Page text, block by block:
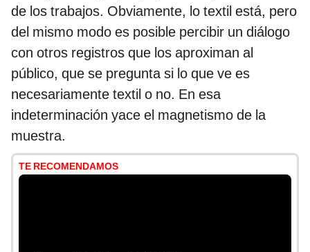
de los trabajos. Obviamente, lo textil está, pero
del mismo modo es posible percibir un diálogo
con otros registros que los aproximan al
público, que se pregunta si lo que ve es
necesariamente textil o no. En esa
indeterminación yace el magnetismo de la
muestra.
TE RECOMENDAMOS